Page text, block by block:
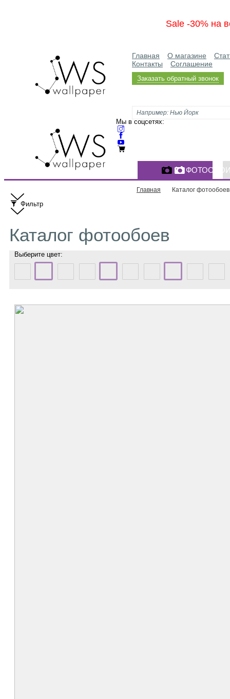
Sale -30% на
Главная О магазине
Контакты
Соглашение
Заказать обратный звонок
Мы в соцсетях:
Главная Каталог фотообоев
Фильтр
Каталог фотообоев
Выберите цвет: